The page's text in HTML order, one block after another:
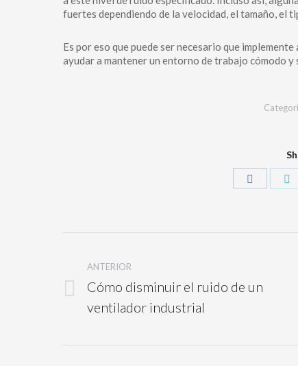
fuertes dependiendo de la velocidad, el tamaño, el
Es por eso que puede ser necesario que
ayudar a mantener un entorno de trabajo cómodo y
ANTERIOR
Cómo disminuir el ruido de un
ventilador industrial